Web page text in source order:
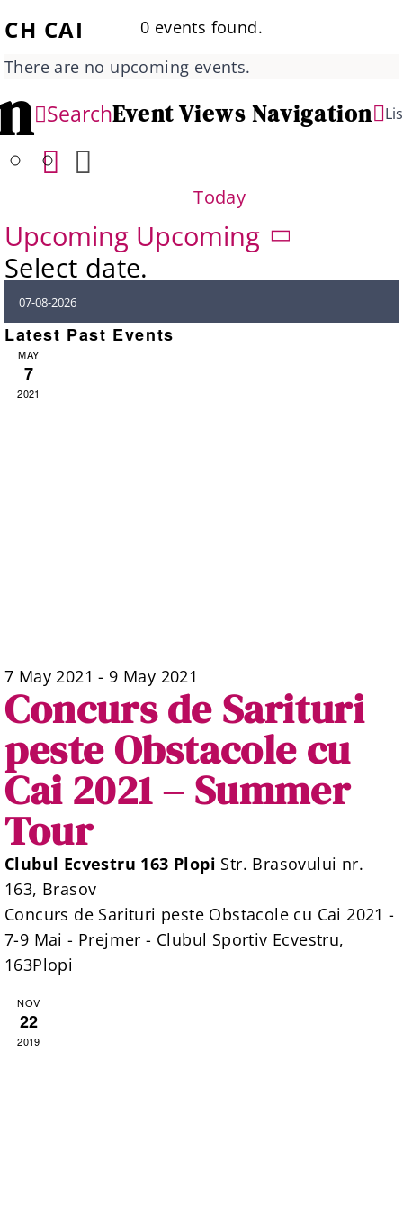
0 events found.
CH CAI
There are no upcoming events.
SearchEvent Views Navigation
Today
Upcoming Upcoming
Select date.
Latest Past Events
MAY
7
2021
7 May 2021 - 9 May 2021
Concurs de Sarituri
peste Obstacole cu
Cai 2021 – Summer
Tour
Clubul Ecvestru 163 Plopi Str. Brasovului nr.
163, Brasov
Concurs de Sarituri peste Obstacole cu Cai 2021 -
7-9 Mai - Prejmer - Clubul Sportiv Ecvestru,
163Plopi
NOV
22
2019